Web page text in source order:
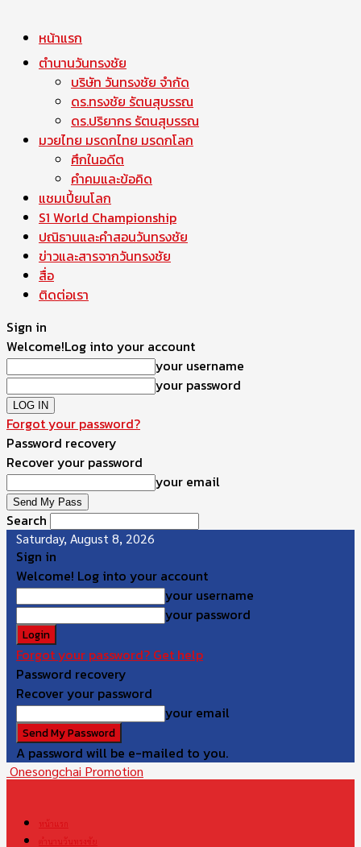
หน้าแรก
ตำนานวันทรงชัย
บริษัท วันทรงชัย จำกัด
ดร.ทรงชัย รัตนสุบรรณ
ดร.ปริยากร รัตนสุบรรณ
มวยไทย มรดกไทย มรดกโลก
ศึกในอดีต
คำคมและข้อคิด
แชมเปี้ยนโลก
S1 World Championship
ปณิธานและคำสอนวันทรงชัย
ข่าวและสารจากวันทรงชัย
สื่อ
ติดต่อเรา
Sign in
Welcome!Log into your account
your username
your password
Forgot your password?
Password recovery
Recover your password
your email
Search
Saturday, August 8, 2026
Sign in
Welcome! Log into your account
your username
your password
Forgot your password? Get help
Password recovery
Recover your password
your email
A password will be e-mailed to you.
Onesongchai Promotion
หน้าแรก
ตำนานวันทรงชัย